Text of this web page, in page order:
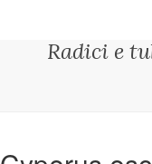
Radici e